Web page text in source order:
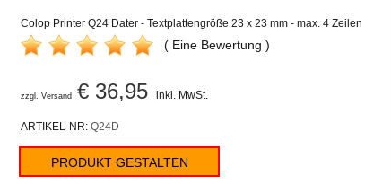
Colop Printer Q24 Dater - Textplattengröße 23 x 23 mm - max. 4 Zeilen
( Eine Bewertung )
zzgl. Versand € 36,95 inkl. MwSt.
ARTIKEL-NR: Q24D
PRODUKT GESTALTEN